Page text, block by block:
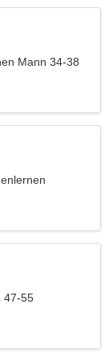
Mann 34-38
47-55